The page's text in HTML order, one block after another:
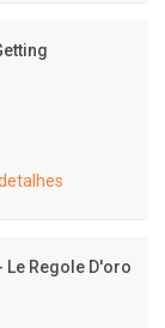
Le Regole D'oro